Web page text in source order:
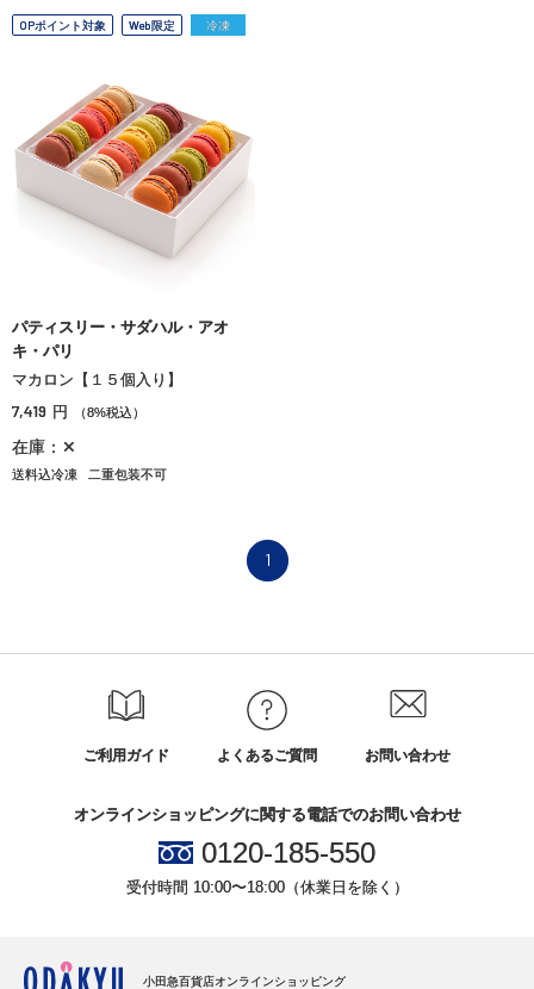
OPポイント対象 Web限定 冷凍
パティスリー・サダハル・アオ
キ・パリ
マカロン【１５個入り】
7,419 円 （8%税込）
在庫：✕
送料込冷凍 二重包装不可
1
ご利用ガイド よくあるご質問 お問い合わせ
オンラインショッピングに関する電話でのお問い合わせ
0120-185-550
受付時間 10:00〜18:00（休業日を除く）
小田急百貨店オンラインショッピング